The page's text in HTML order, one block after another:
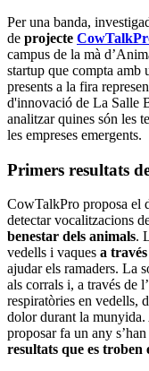
Per una banda,
de projecte
campus de la mà
startup que compta amb
presents a la fira
d'innovació de La Salle
analitzar quines són les
les empreses emergents.
Primers resultats
CowTalkPro proposa el
detectar vocalitzacions
benestar dels animals.
vedells i vaques a
ajudar els ramaders. La
als corrals i, a través de
respiratòries en vedells,
dolor durant la munyida.
proposar fa un any
resultats que es troben